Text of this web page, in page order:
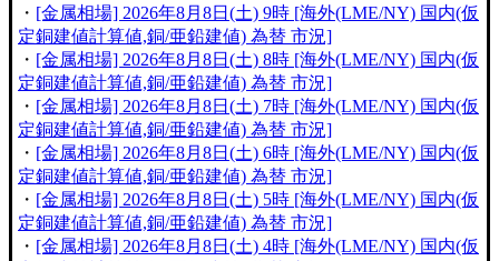
・ [金属相場] 2026年8月8日(土) 9時 [海外(LME/NY) 国内(仮
定銅建値計算値,銅/亜鉛建値) 為替 市況]
・ [金属相場] 2026年8月8日(土) 8時 [海外(LME/NY) 国内(仮
定銅建値計算値,銅/亜鉛建値) 為替 市況]
・ [金属相場] 2026年8月8日(土) 7時 [海外(LME/NY) 国内(仮
定銅建値計算値,銅/亜鉛建値) 為替 市況]
・ [金属相場] 2026年8月8日(土) 6時 [海外(LME/NY) 国内(仮
定銅建値計算値,銅/亜鉛建値) 為替 市況]
・ [金属相場] 2026年8月8日(土) 5時 [海外(LME/NY) 国内(仮
定銅建値計算値,銅/亜鉛建値) 為替 市況]
・ [金属相場] 2026年8月8日(土) 4時 [海外(LME/NY) 国内(仮